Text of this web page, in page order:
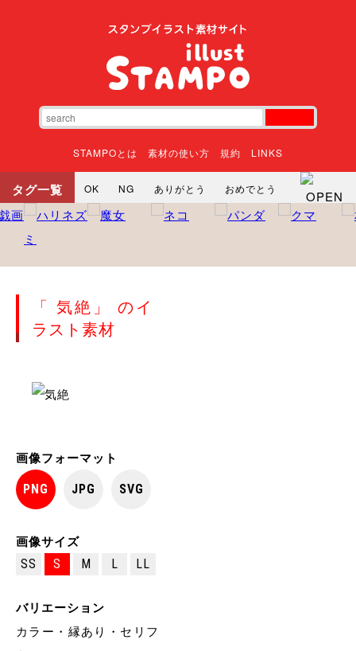
STAMPOとは 素材の使い方 規約 LINKS
タグ一覧 OK NG ありがとう
おめでとう
寝る
やったね
それな
神
るんるん
向かってます
「 気絶」 のイ
ラスト素材
画像フォーマット
PNG JPG SVG
画像サイズ
SS S M L LL
バリエーション
カラー・縁あり・セリフ